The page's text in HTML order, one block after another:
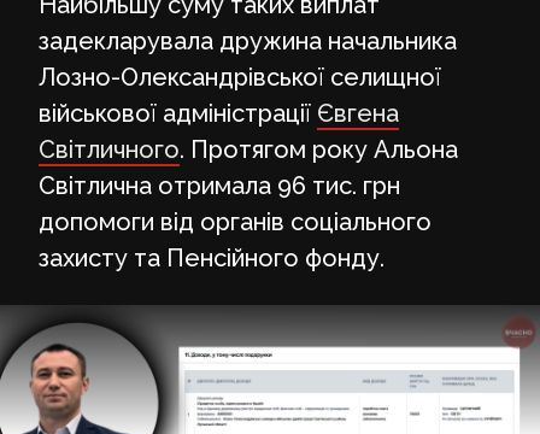
задекларувала дружина начальника
Лозно-Олександрівської селищної
військової адміністрації Євгена
Світличного. Протягом року Альона
Світлична отримала 96 тис. грн
допомоги від органів соціального
захисту та Пенсійного фонду.